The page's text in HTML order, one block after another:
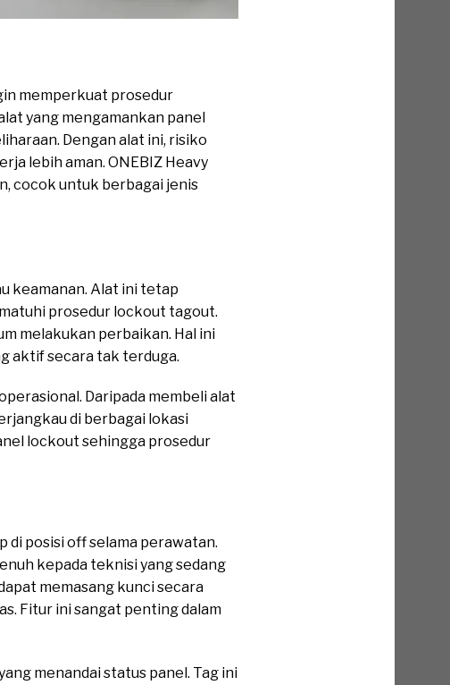
memperkuat prosedur
yang mengamankan panel
Dengan alat ini, risiko
lebih aman. ONEBIZ Heavy
cocok untuk berbagai jenis
keamanan. Alat ini tetap
prosedur lockout tagout.
melakukan perbaikan. Hal ini
aktif secara tak terduga.
Daripada membeli alat
di berbagai lokasi
lockout sehingga prosedur
di posisi off selama perawatan.
kepada teknisi yang sedang
memasang kunci secara
Fitur ini sangat penting dalam
menandai status panel. Tag ini